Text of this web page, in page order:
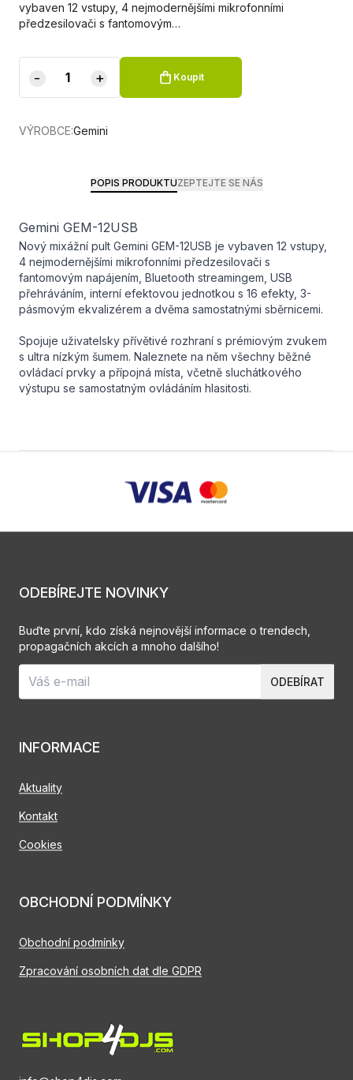
vybaven 12 vstupy, 4 nejmodernějšími mikrofonními
předzesilovači s fantomovým…
- + Koupit
VÝROBCE:Gemini
POPIS PRODUKTUZEPTEJTE SE NÁS
Gemini GEM-12USB
Nový mixážní pult Gemini GEM-12USB je vybaven 12 vstupy,
4 nejmodernějšími mikrofonními předzesilovači s
fantomovým napájením, Bluetooth streamingem, USB
přehráváním, interní efektovou jednotkou s 16 efekty, 3-
pásmovým ekvalizérem a dvěma samostatnými sběrnicemi.
Spojuje uživatelsky přívětivé rozhraní s prémiovým zvukem
s ultra nízkým šumem. Naleznete na něm všechny běžné
ovládací prvky a přípojná místa, včetně sluchátkového
výstupu se samostatným ovládáním hlasitosti.
INFORMACE
Aktuality
Kontakt
Cookies
OBCHODNÍ PODMÍNKY
Obchodní podmínky
Zpracování osobních dat dle GDPR
ODEBÍREJTE NOVINKY
Buďte první, kdo získá nejnovější informace o trendech,
propagačních akcích a mnoho dalšího!
ODEBÍRAT